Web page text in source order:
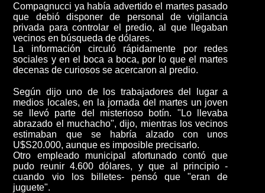
Compagnucci ya había advertido el martes pasado
que debió disponer de personal de vigilancia
privada para controlar el predio, al que llegaban
vecinos en búsqueda de dólares.
La información circuló rápidamente por redes
sociales y en el boca a boca, por lo que el martes
decenas de curiosos se acercaron al predio.
Según dijo uno de los trabajadores del lugar a
medios locales, en la jornada del martes un joven
se llevó parte del misterioso botín. "Lo llevaba
abrazado el muchacho", dijo, mientras los vecinos
estimaban que se habría alzado con unos
U$S20.000, aunque es imposible precisarlo.
Otro empleado municipal afortunado contó que
pudo reunir 4.600 dólares, y que al principio -
cuando vio los billetes- pensó que "eran de
juguete".